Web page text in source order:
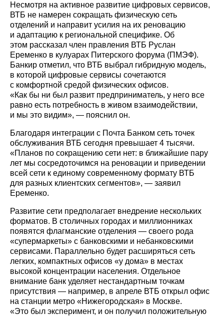
Несмотря на активное развитие цифровых сервисов,
ВТБ не намерен сокращать физическую сеть
отделений и направит усилия на их реновацию
и адаптацию к региональной специфике. Об
этом рассказал член правления ВТБ Руслан
Еременко в кулуарах Питерского форума (ПМЭФ).
Банкир отметил, что ВТБ выбрал гибридную модель,
в которой цифровые сервисы сочетаются
с комфортной средой физических офисов.
«Как бы ни был развит предприниматель, у него все
равно есть потребность в живом взаимодействии,
и мы это видим», — пояснил он.
Благодаря интеграции с Почта Банком сеть точек
обслуживания ВТБ сегодня превышает 4 тысячи.
«Планов по сокращению сети нет: в ближайшие пару
лет мы сосредоточимся на реновации и приведении
всей сети к единому современному формату ВТБ
для разных клиентских сегментов», — заявил
Еременко.
Развитие сети предполагает внедрение нескольких
форматов. В столичных городах и миллионниках
появятся флагманские отделения — своего рода
«супермаркеты» с банковскими и небанковскими
сервисами. Параллельно будет расширяться сеть
легких, компактных офисов «у дома» в местах
высокой концентрации населения. Отдельное
внимание банк уделяет нестандартным точкам
присутствия — например, в апреле ВТБ открыл офис
на станции метро «Нижегородская» в Москве.
«Это был эксперимент, и он получил положительную